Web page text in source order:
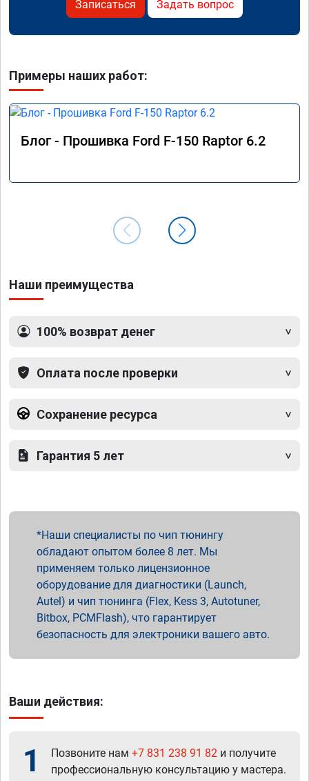
Записаться Задать вопрос
Примеры наших работ:
Блог - Прошивка Ford F-150 Raptor 6.2
Наши преимущества
100% возврат денег
Оплата после проверки
Сохранение ресурса
Гарантия 5 лет
Наши специалисты по чип тюнингу
обладают опытом более 8 лет. Мы
применяем только лицензионное
оборудование для диагностики (Launch,
Autel) и чип тюнинга (Flex, Kess 3, Autotuner,
Bitbox, PCMFlash), что гарантирует
безопасность для электроники вашего авто.
Ваши действия:
1 Позвоните нам +7 831 238 91 82 и получите
профессиональную консультацию у мастера.